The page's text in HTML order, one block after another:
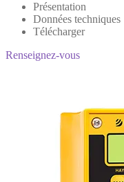
Présentation
Données techniques
Télécharger
Renseignez-vous